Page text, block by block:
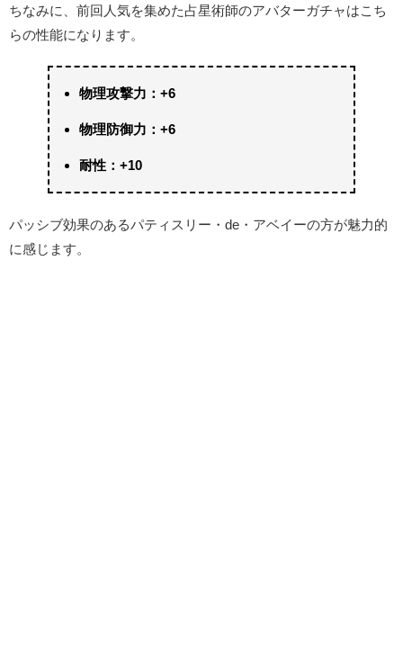
ちなみに、前回人気を集めた占星術師のアバターガチャはこち
らの性能になります。
物理攻撃力：+6
物理防御力：+6
耐性：+10
パッシブ効果のあるパティスリー・de・アベイーの方が魅力的
に感じます。